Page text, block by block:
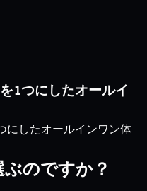
1つにしたオールイ
にしたオールインワン体
のですか？